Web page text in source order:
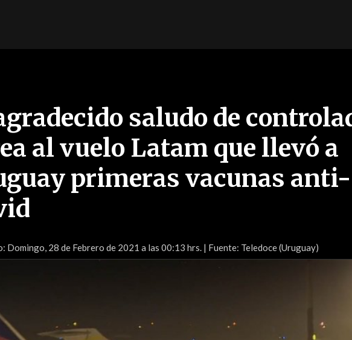
saludo de
al vuelo Latam que llevó a
primeras vacunas anti-
Domingo, 28 de Febrero de 2021 a las 00:13 hrs. | Fuente: Teledoce (Uruguay)